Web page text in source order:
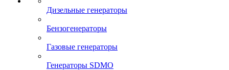
Дизельные генераторы
Бензогенераторы
Газовые генераторы
Генераторы SDMO